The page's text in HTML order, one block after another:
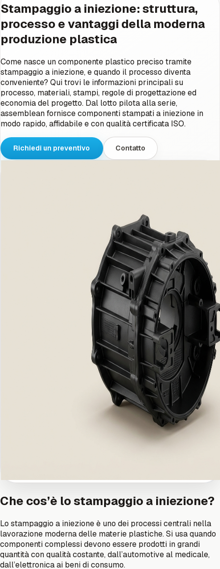
Stampaggio a iniezione: struttura,
processo e vantaggi della moderna
produzione plastica
Come nasce un componente plastico preciso tramite
stampaggio a iniezione, e quando il processo diventa
conveniente? Qui trovi le informazioni principali su
processo, materiali, stampi, regole di progettazione ed
economia del progetto. Dal lotto pilota alla serie,
assemblean fornisce componenti stampati a iniezione in
modo rapido, affidabile e con qualità certificata ISO.
Richiedi un preventivo Contatto
Che cos’è lo stampaggio a iniezione?
Lo stampaggio a iniezione è uno dei processi centrali nella
lavorazione moderna delle materie plastiche. Si usa quando
componenti complessi devono essere prodotti in grandi
quantità con qualità costante, dall’automotive al medicale,
dall’elettronica ai beni di consumo.